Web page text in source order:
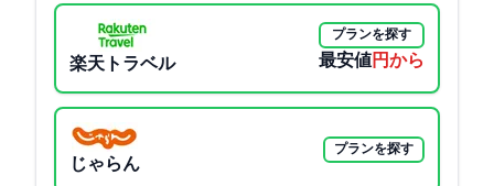
楽天トラベル
プランを探す
最安値11000円から
じゃらん
プランを探す